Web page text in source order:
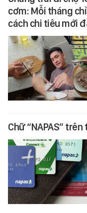
cơm: Mỗi tháng
cách chi tiêu mới
Chữ “NAPAS”